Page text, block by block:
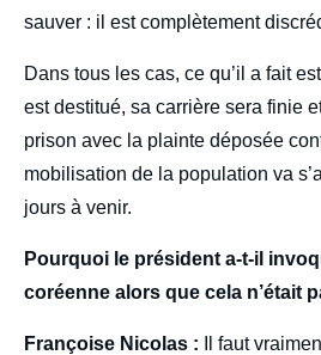
sauver : il est complètement
Dans tous les cas, ce qu’il a fait
est destitué, sa carrière sera finie
prison avec la plainte déposée
mobilisation de la population va
jours à venir.
Pourquoi le président a-t-il
coréenne alors que cela n’était
Françoise Nicolas : Il faut